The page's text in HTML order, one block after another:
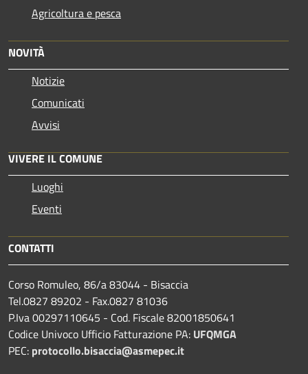
Agricoltura e pesca
NOVITÀ
Notizie
Comunicati
Avvisi
VIVERE IL COMUNE
Luoghi
Eventi
CONTATTI
Corso Romuleo, 86/a 83044 - Bisaccia
Tel.0827 89202 - Fax.0827 81036
P.Iva 00297110645 - Cod. Fiscale 82001850641
Codice Univoco Ufficio Fatturazione PA: UFQMGA
PEC: protocollo.bisaccia@asmepec.it